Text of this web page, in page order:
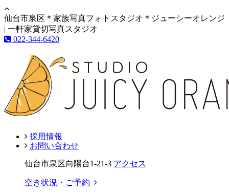
仙台市泉区＊家族写真フォトスタジオ＊ジューシーオレンジ
| 一軒家貸切写真スタジオ
022-344-6420
採用情報
お問い合わせ
仙台市泉区向陽台1-21-3 アクセス
空き状況・ご予約